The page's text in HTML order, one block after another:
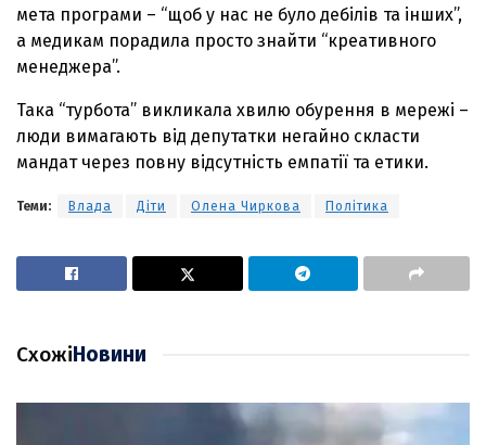
мета програми – “щоб у нас не було дебілів та інших”,
а медикам порадила просто знайти “креативного
менеджера”.
Така “турбота” викликала хвилю обурення в мережі –
люди вимагають від депутатки негайно скласти
мандат через повну відсутність емпатії та етики.
Теми: Влада Діти Олена Чиркова Політика
СхожіНовини